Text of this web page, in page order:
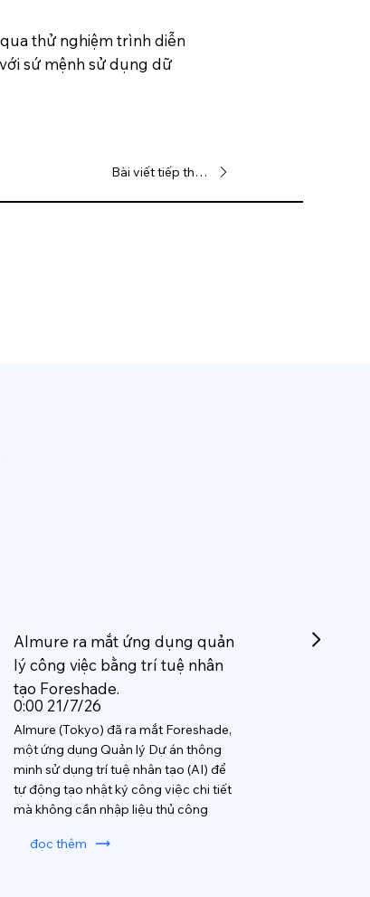
thử nghiệm trình diễn
sứ mệnh sử dụng dữ
Bài viết tiếp theo
Almure ra mắt ứng dụng quản
lý công việc bằng trí tuệ nhân
tạo Foreshade.
0:00 21/7/26
Almure (Tokyo) đã ra mắt Foreshade,
một ứng dụng Quản lý Dự án thông
minh sử dụng trí tuệ nhân tạo (AI) để
tự động tạo nhật ký công việc chi tiết
mà không cần nhập liệu thủ công
đọc thêm